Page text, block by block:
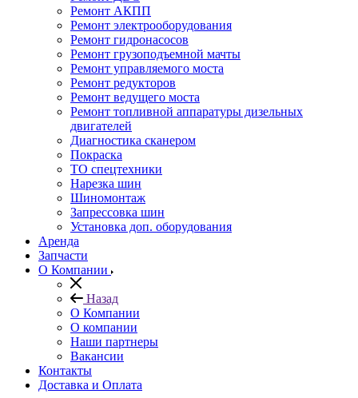
Ремонт АКПП
Ремонт электрооборудования
Ремонт гидронасосов
Ремонт грузоподъемной мачты
Ремонт управляемого моста
Ремонт редукторов
Ремонт ведущего моста
Ремонт топливной аппаратуры дизельных
двигателей
Диагностика сканером
Покраска
ТО спецтехники
Нарезка шин
Шиномонтаж
Запрессовка шин
Установка доп. оборудования
Аренда
Запчасти
О Компании
Назад
О Компании
О компании
Наши партнеры
Вакансии
Контакты
Доставка и Оплата